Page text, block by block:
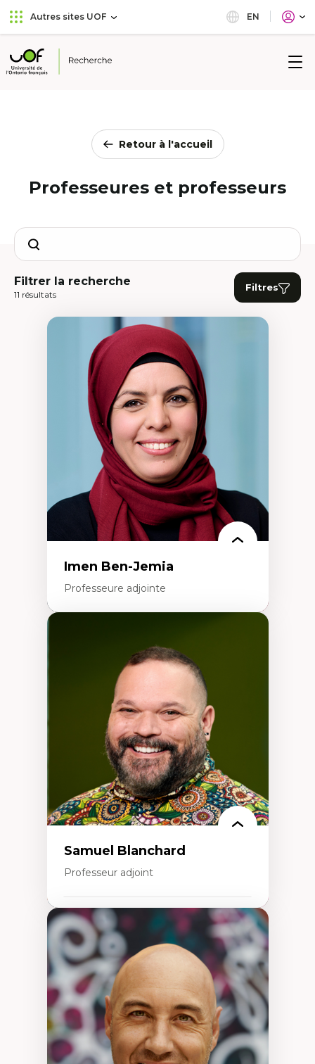
Aller
au
principal
Passer
au
Autres sites UOF EN
Université
Retour à l'accueil
Professeures et professeurs
Search
Filtrer la recherche
11 résultats
Filtres
Imen Ben-Jemia
Professeure adjointe
Discours sur la ville et représentations
Mosquées, formes et usages au Canada
Reconnaissance et représentations des
communautés immigrantes dans l'espace
Design architectural et urbain
Patrimoine et patrimonialisation
Études postcoloniales et décolonisation des
savoirs
Samuel Blanchard
Professeur adjoint
Expertises
Didactique des sciences – processus
d’enquête et culture scientifique
Éducation en milieu minoritaire –
construction identitaire et conscience
critique
Technologies éducatives – ludification et
programmation pédagogique
La langue dans toutes les matières –
environnement discursif et langage
scientifique